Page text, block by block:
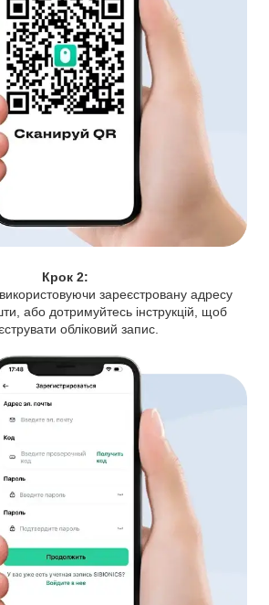
Крок 2:
зареєстровану адресу
або дотримуйтесь інструкцій, щоб
обліковий запис.